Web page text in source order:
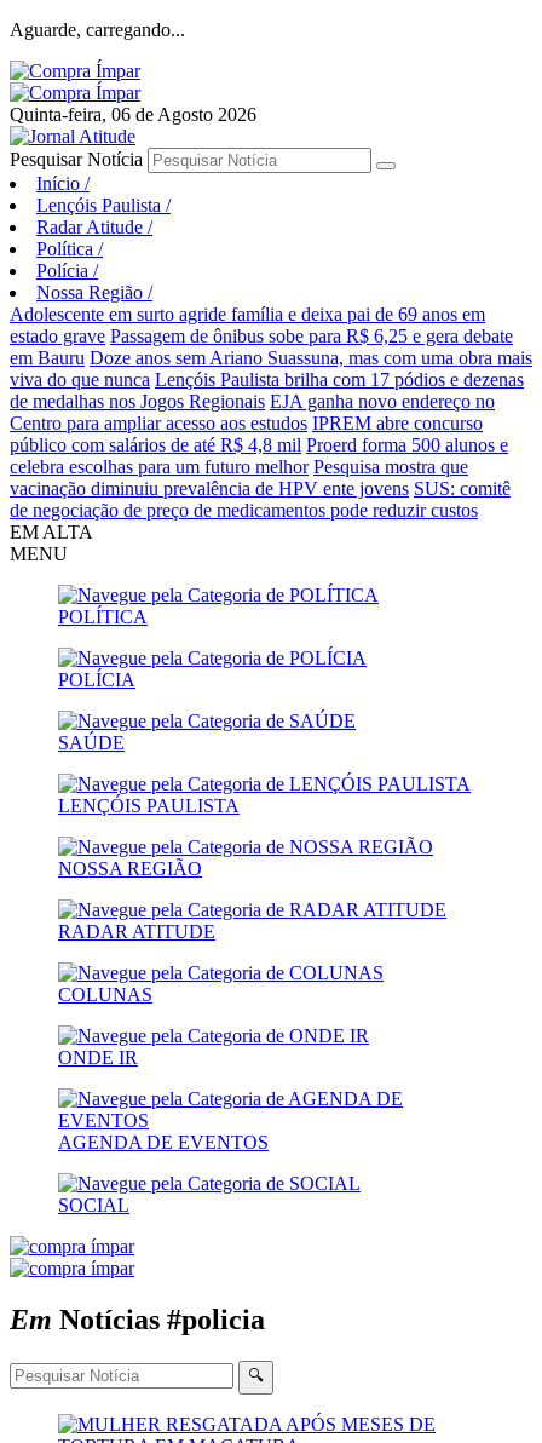
Aguarde, carregando...
Quinta-feira, 06 de Agosto 2026
Pesquisar Notícia
Início /
Lençóis Paulista /
Radar Atitude /
Política /
Polícia /
Nossa Região /
Adolescente em surto agride família e deixa pai de 69 anos em
estado grave Passagem de ônibus sobe para R$ 6,25 e gera debate
em Bauru Doze anos sem Ariano Suassuna, mas com uma obra mais
viva do que nunca Lençóis Paulista brilha com 17 pódios e dezenas
de medalhas nos Jogos Regionais EJA ganha novo endereço no
Centro para ampliar acesso aos estudos IPREM abre concurso
público com salários de até R$ 4,8 mil Proerd forma 500 alunos e
celebra escolhas para um futuro melhor Pesquisa mostra que
vacinação diminuiu prevalência de HPV ente jovens SUS: comitê
de negociação de preço de medicamentos pode reduzir custos
EM ALTA
MENU
POLÍTICA
POLÍCIA
SAÚDE
LENÇÓIS PAULISTA
NOSSA REGIÃO
RADAR ATITUDE
COLUNAS
ONDE IR
AGENDA DE EVENTOS
SOCIAL
Em Notícias #policia
🔍